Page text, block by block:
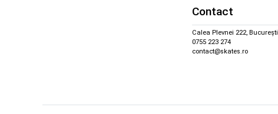
Contact
Calea Plevnei 222, București
0755 223 274
contact@skates.ro